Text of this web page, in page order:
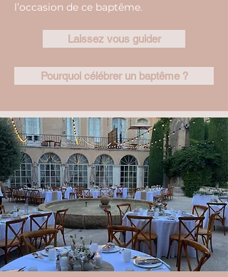
l’occasion de ce baptême.
Laissez vous guider
Pourquoi célébrer un baptême ?